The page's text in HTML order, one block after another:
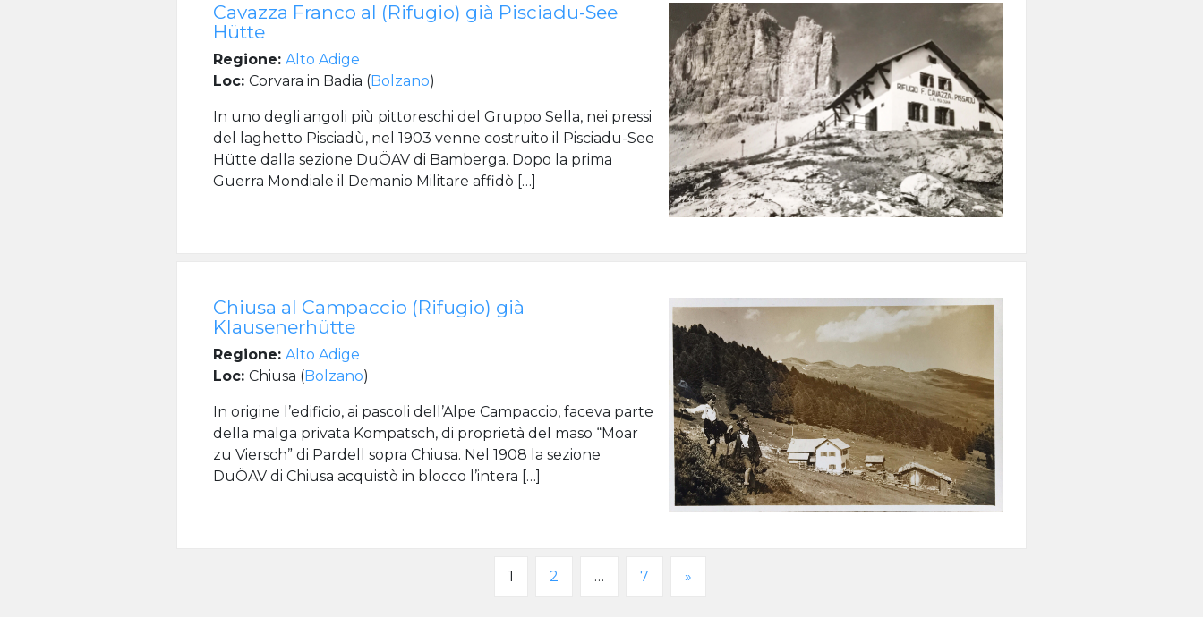
Cavazza Franco al (Rifugio) già Pisciadu-See
Hütte
Regione: Alto Adige
Loc: Corvara in Badia (Bolzano)
In uno degli angoli più pittoreschi del Gruppo Sella, nei pressi
del laghetto Pisciadù, nel 1903 venne costruito il Pisciadu-See
Hütte dalla sezione DuÖAV di Bamberga. Dopo la prima
Guerra Mondiale il Demanio Militare affidò […]
Chiusa al Campaccio (Rifugio) già
Klausenerhütte
Regione: Alto Adige
Loc: Chiusa (Bolzano)
In origine l’edificio, ai pascoli dell’Alpe Campaccio, faceva parte
della malga privata Kompatsch, di proprietà del maso “Moar
zu Viersch” di Pardell sopra Chiusa. Nel 1908 la sezione
DuÖAV di Chiusa acquistò in blocco l’intera […]
1 2 … 7 »